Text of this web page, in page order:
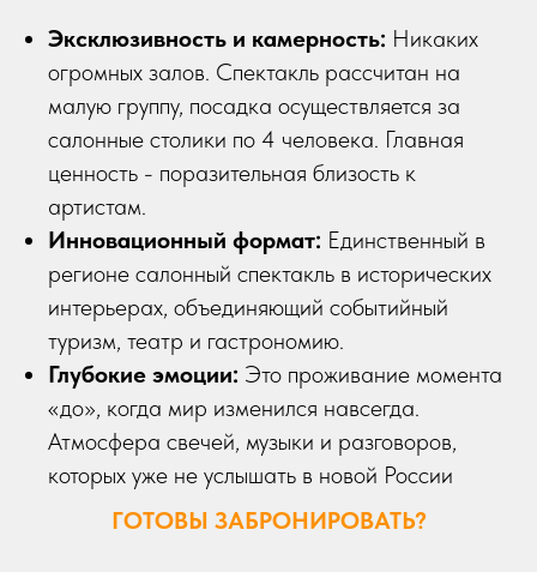
Эксклюзивность и камерность: Никаких
огромных залов. Спектакль рассчитан на
малую группу, посадка осуществляется за
салонные столики по 4 человека. Главная
ценность - поразительная близость к
артистам.
Инновационный формат: Единственный в
регионе салонный спектакль в исторических
интерьерах, объединяющий событийный
туризм, театр и гастрономию.
Глубокие эмоции: Это проживание момента
«до», когда мир изменился навсегда.
Атмосфера свечей, музыки и разговоров,
которых уже не услышать в новой России
ГОТОВЫ ЗАБРОНИРОВАТЬ?